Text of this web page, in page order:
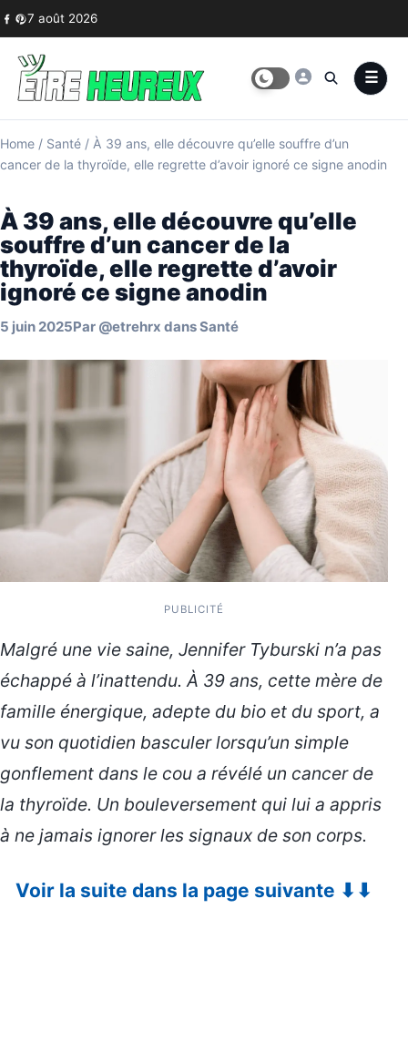
Skip to content
7 août 2026
Home / Santé / À 39 ans, elle découvre qu’elle souffre d’un
cancer de la thyroïde, elle regrette d’avoir ignoré ce signe anodin
À 39 ans, elle découvre qu’elle
souffre d’un cancer de la
thyroïde, elle regrette d’avoir
ignoré ce signe anodin
5 juin 2025Par @etrehrx dansSanté
PUBLICITÉ
Malgré une vie saine, Jennifer Tyburski n’a pas
échappé à l’inattendu. À 39 ans, cette mère de
famille énergique, adepte du bio et du sport, a
vu son quotidien basculer lorsqu’un simple
gonflement dans le cou a révélé un cancer de
la thyroïde. Un bouleversement qui lui a appris
à ne jamais ignorer les signaux de son corps.
Voir la suite dans la page suivante ⬇⬇